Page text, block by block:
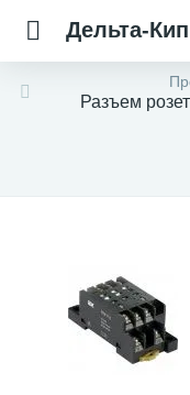
Дельта-Кип
Разъем